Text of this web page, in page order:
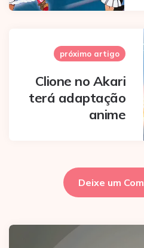
próximo artigo
Clione no Akari
terá adaptação
anime
Deixe um